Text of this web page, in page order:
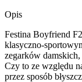
Opis
Festina Boyfriend
klasyczno-
zegarków
Czy to ze względu
przez sposób